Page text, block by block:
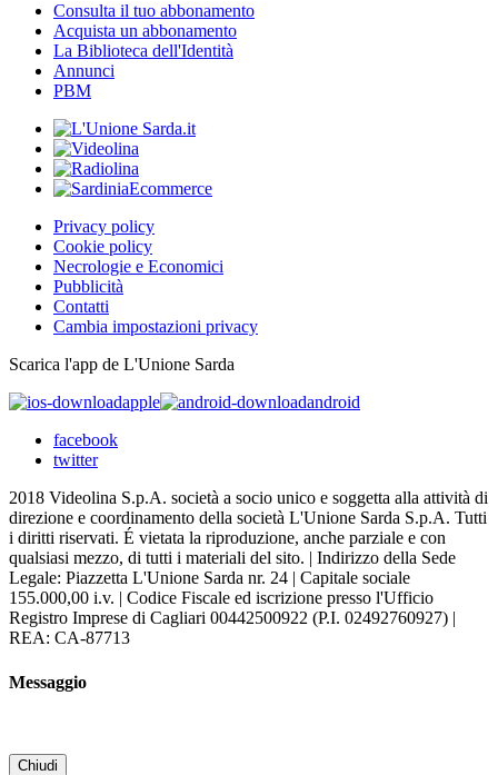
Consulta il tuo abbonamento
Acquista un abbonamento
La Biblioteca dell'Identità
Annunci
PBM
Privacy policy
Cookie policy
Necrologie e Economici
Pubblicità
Contatti
Cambia impostazioni privacy
Scarica l'app de L'Unione Sarda
apple
android
facebook
twitter
2018 Videolina S.p.A. società a socio unico e soggetta alla attività di
direzione e coordinamento della società L'Unione Sarda S.p.A. Tutti
i diritti riservati. É vietata la riproduzione, anche parziale e con
qualsiasi mezzo, di tutti i materiali del sito. | Indirizzo della Sede
Legale: Piazzetta L'Unione Sarda nr. 24 | Capitale sociale
155.000,00 i.v. | Codice Fiscale ed iscrizione presso l'Ufficio
Registro Imprese di Cagliari 00442500922 (P.I. 02492760927) |
REA: CA-87713
Messaggio
Chiudi